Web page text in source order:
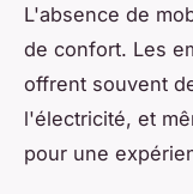
L'absence de
de confort. Les
offrent souvent
l'électricité, et
pour une